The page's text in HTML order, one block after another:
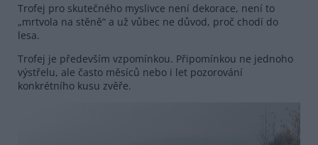
Trofej pro skutečného myslivce není dekorace, není to
„mrtvola na stěně“ a už vůbec ne důvod, proč chodí do
lesa.
Trofej je především vzpomínkou. Připomínkou ne jednoho
výstřelu, ale často měsíců nebo i let pozorování
konkrétního kusu zvěře.